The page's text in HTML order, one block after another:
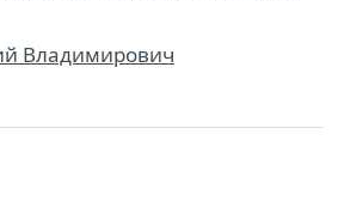
Владимирович